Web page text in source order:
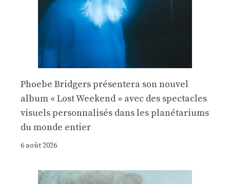
Phoebe Bridgers présentera son nouvel
album « Lost Weekend » avec des spectacles
visuels personnalisés dans les planétariums
du monde entier
6 août 2026